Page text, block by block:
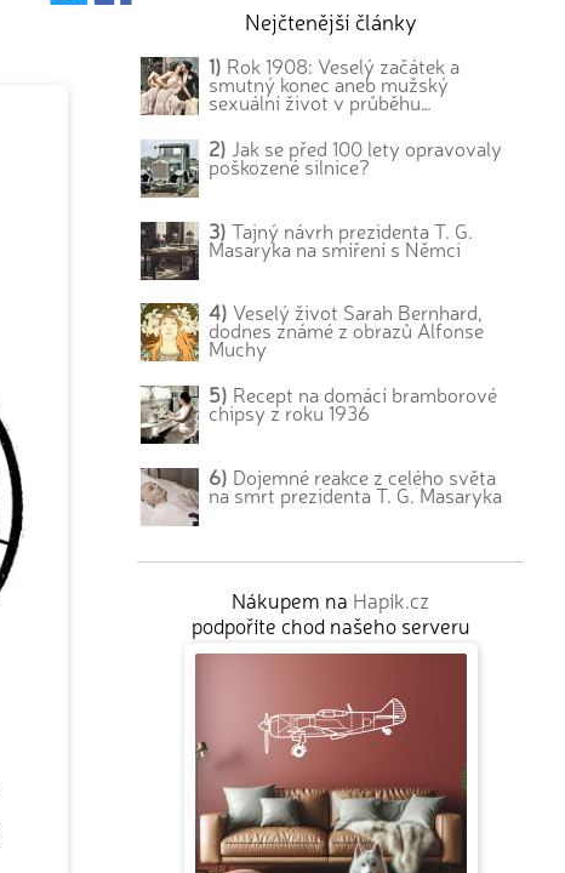
Nejčtenější články
1) Rok 1908: Veselý začátek a
smutný konec aneb mužský
sexuální život v průběhu…
2) Jak se před 100 lety opravovaly
poškozené silnice?
3) Tajný návrh prezidenta T. G.
Masaryka na smíření s Němci
4) Veselý život Sarah Bernhard,
dodnes známé z obrazů Alfonse
Muchy
5) Recept na domácí bramborové
chipsy z roku 1936
6) Dojemné reakce z celého světa
na smrt prezidenta T. G. Masaryka
Nákupem na Hapík.cz
podpoříte chod našeho serveru